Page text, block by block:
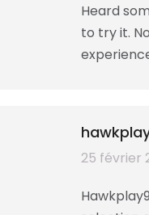
Heard
to try it.
dit
25 février